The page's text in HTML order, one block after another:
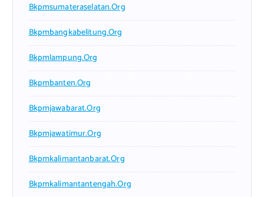
Bkpmsumateraselatan.org
Bkpmbangkabelitung.org
Bkpmlampung.org
Bkpmbanten.org
Bkpmjawabarat.org
Bkpmjawatimur.org
Bkpmkalimantanbarat.org
Bkpmkalimantantengah.org